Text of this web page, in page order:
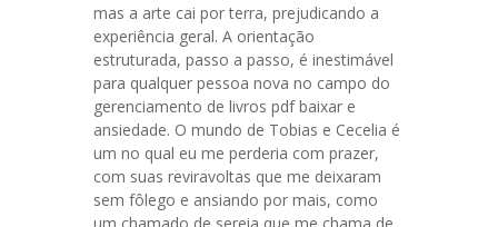
mas a arte cai por terra, prejudicando a
experiência geral. A orientação
estruturada, passo a passo, é inestimável
para qualquer pessoa nova no campo do
gerenciamento de livros pdf baixar e
ansiedade. O mundo de Tobias e Cecelia é
um no qual eu me perderia com prazer,
com suas reviravoltas que me deixaram
sem fôlego e ansiando por mais, como